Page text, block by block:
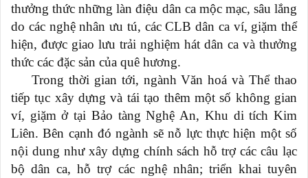
thưởng thức những làn điệu dân ca mộc mạc, sâu lắng
do các nghệ nhân ưu tú, các CLB dân ca ví, giặm thể
hiện, được giao lưu trải nghiệm hát dân ca và thưởng
thức các đặc sản của quê hương.
Trong thời gian tới, ngành Văn hoá và Thể thao
tiếp tục xây dựng và tái tạo thêm một số không gian
ví, giặm ở tại Bảo tàng Nghệ An, Khu di tích Kim
Liên. Bên cạnh đó ngành sẽ nỗ lực thực hiện một số
nội dung như xây dựng chính sách hỗ trợ các câu lạc
bộ dân ca, hỗ trợ các nghệ nhân; triển khai tuyên